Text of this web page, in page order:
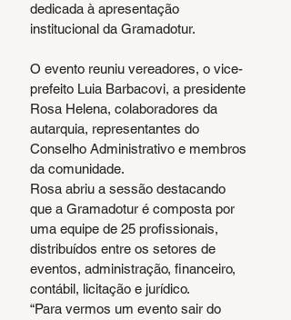
dedicada à apresentação
institucional da Gramadotur.
O evento reuniu vereadores, o vice-
prefeito Luia Barbacovi, a presidente
Rosa Helena, colaboradores da
autarquia, representantes do
Conselho Administrativo e membros
da comunidade.
Rosa abriu a sessão destacando
que a Gramadotur é composta por
uma equipe de 25 profissionais,
distribuídos entre os setores de
eventos, administração, financeiro,
contábil, licitação e jurídico.
“Para vermos um evento sair do